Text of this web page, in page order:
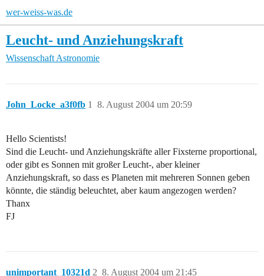
wer-weiss-was.de
Leucht- und Anziehungskraft
Wissenschaft Astronomie
John_Locke_a3f0fb 8. August 2004 um 20:59
1
Hello Scientists!
Sind die Leucht- und Anziehungskräfte aller Fixsterne proportional,
oder gibt es Sonnen mit großer Leucht-, aber kleiner
Anziehungskraft, so dass es Planeten mit mehreren Sonnen geben
könnte, die ständig beleuchtet, aber kaum angezogen werden?
Thanx
FJ
unimportant_10321d 8. August 2004 um 21:45
2